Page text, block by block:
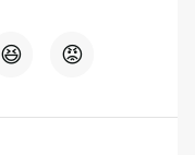
😆 😡